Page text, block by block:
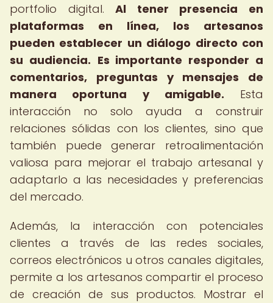
portfolio digital.Al tener presencia en
plataformas en línea, los artesanos
pueden establecer un diálogo directo con
su audiencia. Es importante responder a
comentarios, preguntas y mensajes de
manera oportuna y amigable. Esta
interacción no solo ayuda a construir
relaciones sólidas con los clientes, sino que
también puede generar retroalimentación
valiosa para mejorar el trabajo artesanal y
adaptarlo a las necesidades y preferencias
del mercado.
Además, la interacción con potenciales
clientes a través de las redes sociales,
correos electrónicos u otros canales digitales,
permite a los artesanos compartir el proceso
de creación de sus productos. Mostrar el